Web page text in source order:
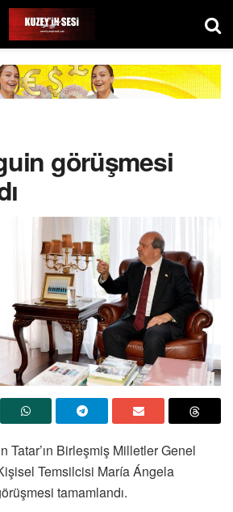
görüşmesi
Tatar’ın Birleşmiş Milletler Genel
Temsilcisi María Ángela
tamamlandı.